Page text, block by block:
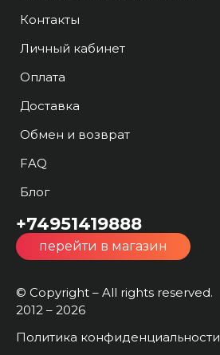
Контакты
Личный кабинет
Оплата
Доставка
Обмен и возврат
FAQ
Блог
+74951419888
перейти в магазин
© Copyright – All rights reserved.
2012 – 2026
Политика конфиденциальности